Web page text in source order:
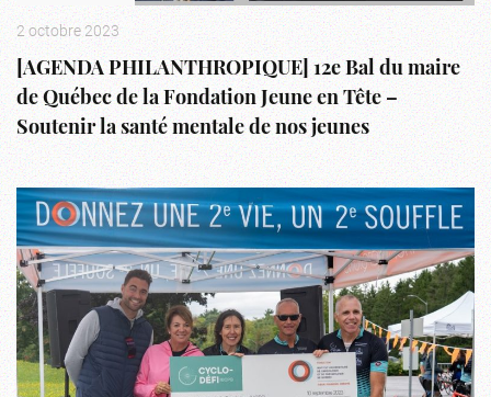
2 octobre 2023
[AGENDA PHILANTHROPIQUE] 12e Bal du maire
de Québec de la Fondation Jeune en Tête –
Soutenir la santé mentale de nos jeunes